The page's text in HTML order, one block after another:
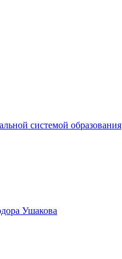
системой образования
Ушакова